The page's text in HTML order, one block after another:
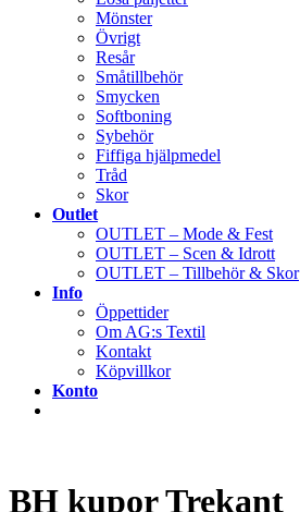
Mönster
Övrigt
Resår
Småtillbehör
Smycken
Softboning
Sybehör
Fiffiga hjälpmedel
Tråd
Skor
Outlet
OUTLET – Mode & Fest
OUTLET – Scen & Idrott
OUTLET – Tillbehör & Skor
Info
Öppettider
Om AG:s Textil
Kontakt
Köpvillkor
Konto
BH kupor Trekant